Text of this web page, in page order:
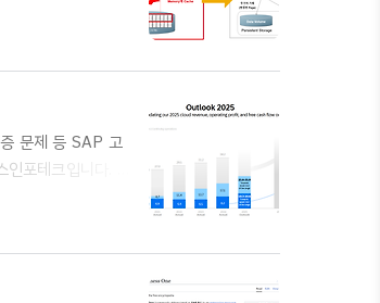
홈페이지 문
스인포테크(주)
더 선호하는지
문제 등 SAP 고
포테크입니다. "
1004* 홈페이
아이리스인포
Cloud) 제품 관